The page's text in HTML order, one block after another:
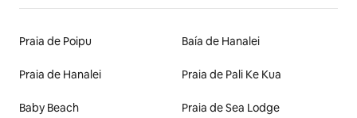
Praia de Poipu Baía de Hanalei
Praia de Hanalei Praia de Pali Ke Kua
Baby Beach Praia de Sea Lodge